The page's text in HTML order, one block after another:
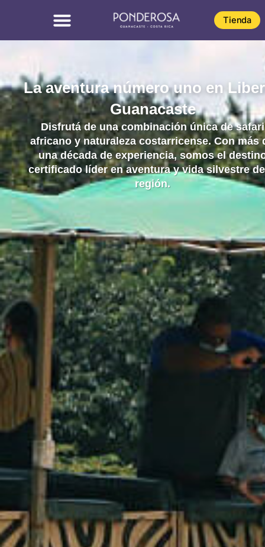
al
Tienda
La aventura número uno en
Guanacaste
Disfrutá de una combinación única de safari
africano y naturaleza costarricense. Con más
una década de experiencia, somos el
certificado líder en aventura y vida silvestre
región.